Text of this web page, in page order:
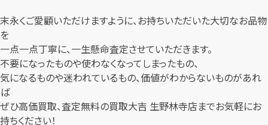
末永くご愛顧いただけますように、お持ちいただいた大切なお品物
を
一点一点丁寧に、一生懸命査定させていただきます。
不要になったものや使わなくなってしまったもの、
気になるものや迷われているもの、価値がわからないものがあれ
ば
ぜひ高価買取、査定無料の買取大吉 生野林寺店までお気軽にお
持ちください！